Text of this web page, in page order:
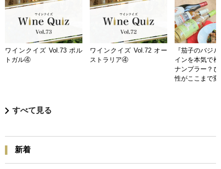
ワインクイズ Vol.73 ポル
トガル④
ワインクイズ Vol.72 オー
ストラリア④
『茄子のバジ
インを本気で
ナンプラー？
性がここまで
すべて見る
新着